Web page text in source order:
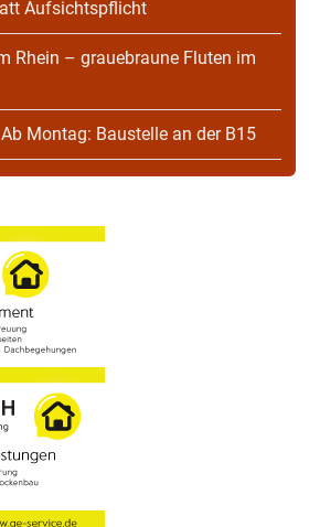
Aufsichtspflicht
Rhein – grauebraune Fluten im
Ab Montag: Baustelle an der B15